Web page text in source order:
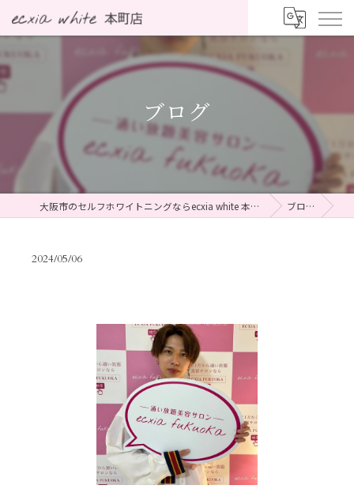
ブログ
大阪市のセルフホワイトニングならecxia white 本町店 ブログ
2024/05/06